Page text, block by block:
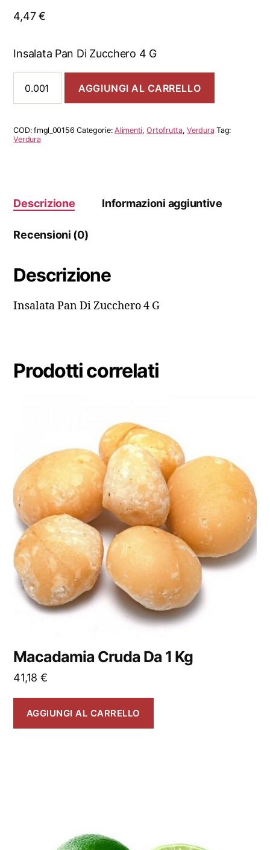
4,47€
Insalata Pan Di Zucchero 4 G
Pan
Di
4
G
AGGIUNGI AL CARRELLO
COD:fmgl_00156 Categorie:Alimenti,Ortofrutta,Verdura Tag:
Verdura
Descrizione Informazioni aggiuntive
Recensioni (0)
Descrizione
Insalata Pan Di Zucchero 4 G
Prodotti correlati
Macadamia Cruda Da 1 Kg
41,18 €
AGGIUNGI AL CARRELLO